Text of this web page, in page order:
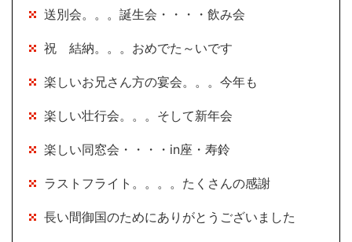
送別会。。。誕生会・・・・飲み会
祝 結納。。。おめでた～いです
楽しいお兄さん方の宴会。。。今年も
楽しい壮行会。。。そして新年会
楽しい同窓会・・・・in座・寿鈴
ラストフライト。。。。たくさんの感謝
長い間御国のためにありがとうございました